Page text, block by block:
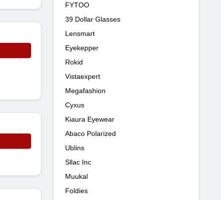
FYTOO
39 Dollar Glasses
Lensmart
Eyekepper
Rokid
Vistaexpert
Megafashion
Cyxus
Kiaura Eyewear
Abaco Polarized
Ublins
Sllac Inc
Muukal
Foldies